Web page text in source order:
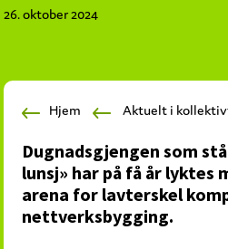
planlegger,
kollektivtrafikk-
mobilitetstjenester
26. oktober 2024
Hjem Aktuelt i
Dugnadsgjengen som
lunsj» har på få år lyktes
arena for lavterskel
nettverksbygging.